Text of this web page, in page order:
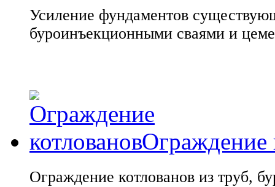
Усиление фундаментов
буроинъекционными сваями и
Ограждение
Ограждение котлованов из труб,